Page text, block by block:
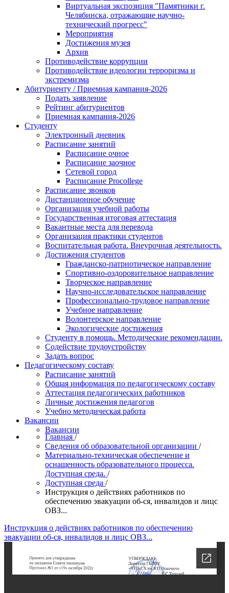
Виртуальная экспозиция "Памятники г.
Челябинска, отражающие научно-
технический прогресс"
Мероприятия
Достижения музея
Архив
Противодействие коррупции
Противодействие идеологии терроризма и
экстремизма
Абитуриенту / Приемная кампания-2026
Подать заявление
Рейтинг абитуриентов
Приемная кампания-2026
Студенту
Электронный дневник
Расписание занятий
Расписание очное
Расписание заочное
Сетевой город
Расписание Procollege
Расписание звонков
Дистанционное обучение
Организация учебной работы
Государственная итоговая аттестация
Вакантные места для перевода
Организация практики студентов
Воспитательная работа. Внеурочная деятельность.
Достижения студентов
Гражданско-патриотическое направление
Спортивно-оздоровительное направление
Творческое направление
Научно-исследовательское направление
Профессионально-трудовое направление
Учебное направление
Волонтерское направление
Экологические достижения
Студенту в помощь. Методические рекомендации.
Содействие трудоустройству
Задать вопрос
Педагогическому составу
Расписание занятий
Общая информация по педагогическому составу
Аттестация педагогических работников
Личные достижения педагогов
Учебно методическая работа
Вакансии
Вакансии
Главная /
Сведения об образовательной организации /
Материально-техническая обеспечение и
оснащенность образовательного процесса.
Доступная среда. /
Доступная среда /
Инструкция о действиях работников по
обеспечению эвакуации об-ся, инвалидов и лицс
ОВЗ...
Инструкция о действиях работников по обеспечению
эвакуации об-ся, инвалидов и лицс ОВЗ...